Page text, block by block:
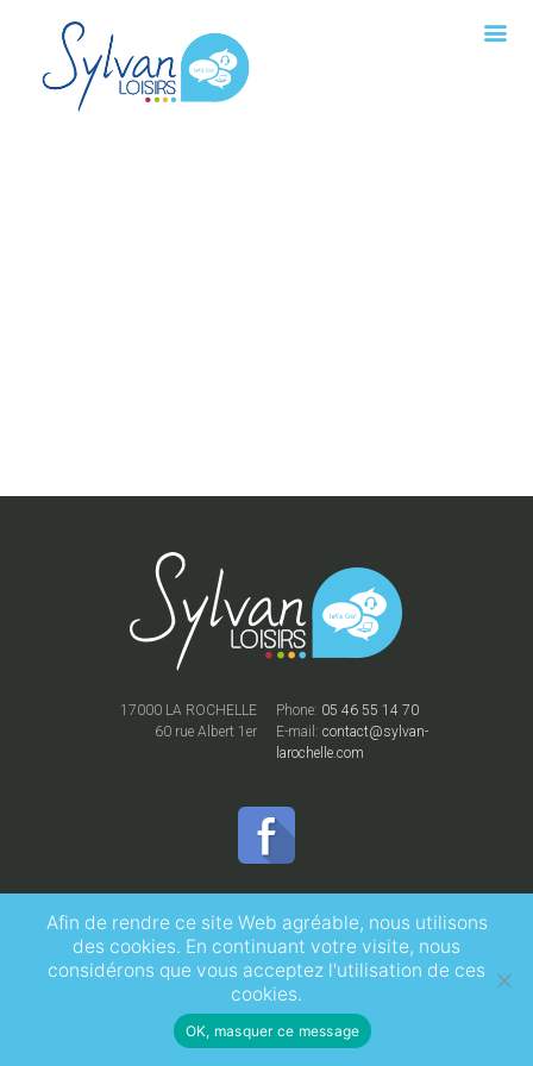
Phone: 05 46 55 14 70
E-mail:contact@sylvan-
larochelle.com
17000 LA ROCHELLE
60 rue Albert 1er
© 2020 -Sylvan La Rochelle- Tous droits réservés -Mentions légales
Afin de rendre ce site Web agréable, nous utilisons
des cookies. En continuant votre visite, nous
considérons que vous acceptez l'utilisation de ces
cookies.
OK, masquer ce message